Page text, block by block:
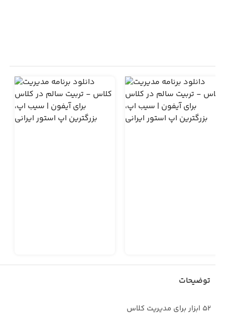
توضیحات
52 ابزار برای مدیریت کلاس